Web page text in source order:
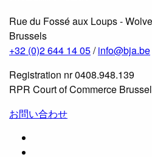
Rue du Fossé aux Loups -
Brussels
+32 (0)2 644 14 05/info@bja.be
Registration nr 0408.948.139
RPR Court of Commerce
お問い合わせ